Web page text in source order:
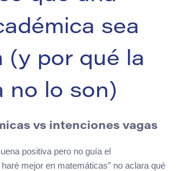
sea
(y por qué la
no lo son)
vs intenciones vagas
positiva pero no guía el
mejor en matemáticas” no aclara qué